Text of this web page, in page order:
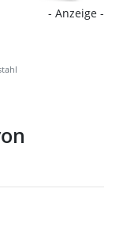
- Anzeige -